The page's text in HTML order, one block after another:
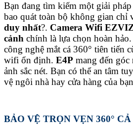
Bạn đang tìm kiếm một giải
bao quát toàn bộ không gian chỉ
duy nhất?. Camera Wifi
cảnh chính là lựa chọn hoàn
công nghệ mắt cá 360° tiên tiến
wifi ổn định. E4P mang đến
ảnh sắc nét. Bạn có thể an tâm
vệ ngôi nhà hay cửa hàng của
BẢO VỆ TRỌN VẸN 360°